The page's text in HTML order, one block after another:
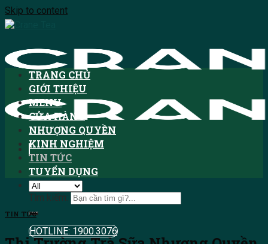
Skip to content
Tìm kiếm:
HOTLINE: 1900.3076
TRANG CHỦ
GIỚI THIỆU
MENU
CỬA HÀNG
NHƯỢNG QUYỀN
KINH NGHIỆM
TIN TỨC
TUYỂN DỤNG
TIN TỨC